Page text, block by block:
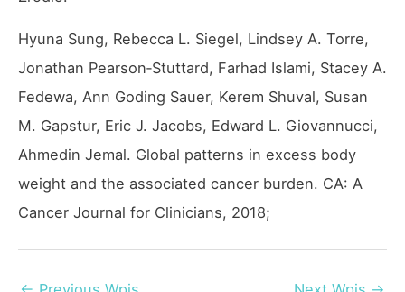
Hyuna Sung, Rebecca L. Siegel, Lindsey A. Torre,
Jonathan Pearson‐Stuttard, Farhad Islami, Stacey A.
Fedewa, Ann Goding Sauer, Kerem Shuval, Susan
M. Gapstur, Eric J. Jacobs, Edward L. Giovannucci,
Ahmedin Jemal. Global patterns in excess body
weight and the associated cancer burden. CA: A
Cancer Journal for Clinicians, 2018;
Post